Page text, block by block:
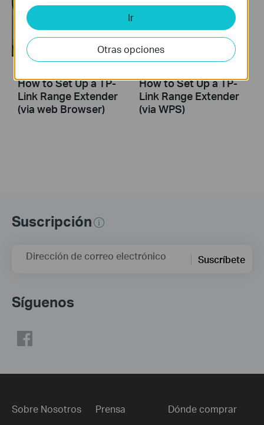
How to Set Up a TP-
Link Range Extender
(via web Browser)
How to Set Up a TP-
Link Range Extender
(via WPS)
Suscripción
Dirección de correo electrónico Suscríbete
Síguenos
Sobre Nosotros Prensa Dónde comprar
Ir
Otras opciones